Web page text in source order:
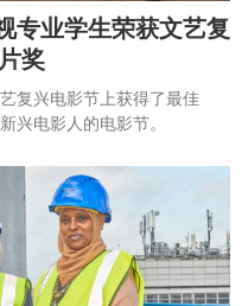
专业学生荣获文艺复
奖
复兴电影节上获得了最佳
兴电影人的电影节。